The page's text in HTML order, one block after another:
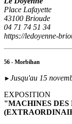
Place Lafayette
43100 Brioude
04 71 74 51 34
https://ledoyenne-
56 - Morbihan
► Jusqu'au 15
EXPOSITION
"MACHINES DES